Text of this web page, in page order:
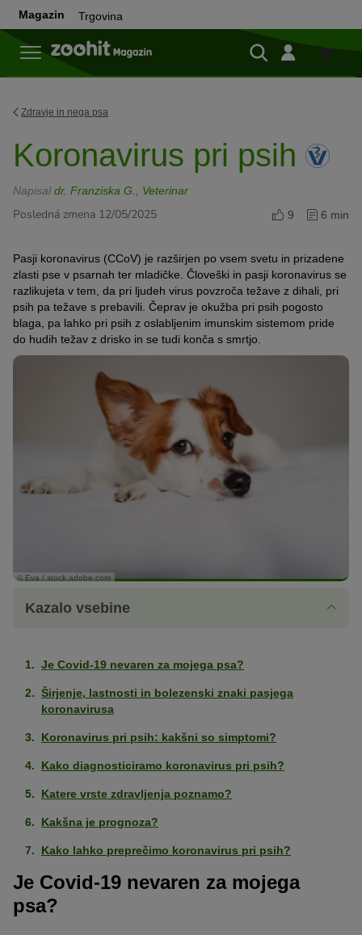
Magazin Trgovina
Zdravje in nega psa
Koronavirus pri psih
Napisal dr. Franziska G., Veterinar
Posledná zmena 12/05/2025 9 6 min
Pasji koronavirus (CCoV) je razširjen po vsem svetu in prizadene
zlasti pse v psarnah ter mladičke. Človeški in pasji koronavirus se
razlikujeta v tem, da pri ljudeh virus povzroča težave z dihali, pri
psih pa težave s prebavili. Čeprav je okužba pri psih pogosto
blaga, pa lahko pri psih z oslabljenim imunskim sistemom pride
do hudih težav z drisko in se tudi konča s smrtjo.
© Eva / stock.adobe.com
Kazalo vsebine
Je Covid-19 nevaren za mojega psa?
Širjenje, lastnosti in bolezenski znaki pasjega
koronavirusa
Koronavirus pri psih: kakšni so simptomi?
Kako diagnosticiramo koronavirus pri psih?
Katere vrste zdravljenja poznamo?
Kakšna je prognoza?
Kako lahko preprečimo koronavirus pri psih?
Je Covid-19 nevaren za mojega
psa?